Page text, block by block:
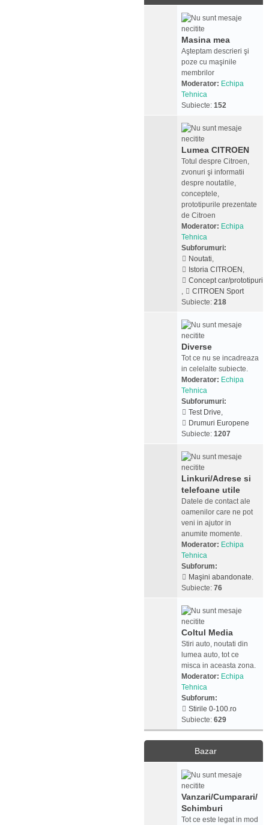
Masina mea
Aşteptam descrieri şi
poze cu maşinile
membrilor
Moderator: Echipa
Tehnica
Subiecte: 152
Lumea CITROEN
Totul despre Citroen,
zvonuri şi informatii
despre noutatile,
conceptele,
prototipurile prezentate
de Citroen
Moderator: Echipa
Tehnica
Subforumuri:
Noutati,
Istoria CITROEN ,
Concept car/prototipuri
,
CITROEN Sport
Subiecte: 218
Diverse
Tot ce nu se incadreaza
in celelalte subiecte.
Moderator: Echipa
Tehnica
Subforumuri:
Test Drive,
Drumuri Europene
Subiecte: 1207
Linkuri/Adrese si
telefoane utile
Datele de contact ale
oamenilor care ne pot
veni in ajutor in
anumite momente.
Moderator: Echipa
Tehnica
Subforum:
Maşini abandonate.
Subiecte: 76
Coltul Media
Stiri auto, noutati din
lumea auto, tot ce
misca in aceasta zona.
Moderator: Echipa
Tehnica
Subforum:
Stirile 0-100.ro
Subiecte: 629
Bazar
Vanzari/Cumparari/
Schimburi
Tot ce este legat in mod